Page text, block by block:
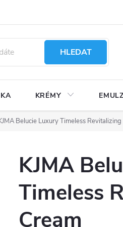
HLEDAT
KRÉMY
Belucie Luxury Timeless
KJMA
Timeless
Cream